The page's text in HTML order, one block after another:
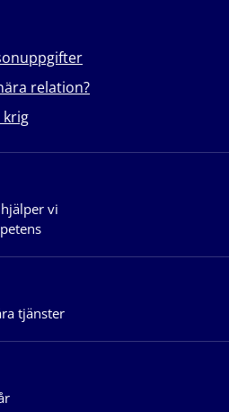
relation?
krig
vi
tjänster